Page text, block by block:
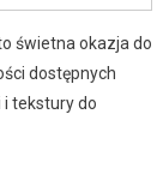
świetna okazja do
dostępnych
i tekstury do